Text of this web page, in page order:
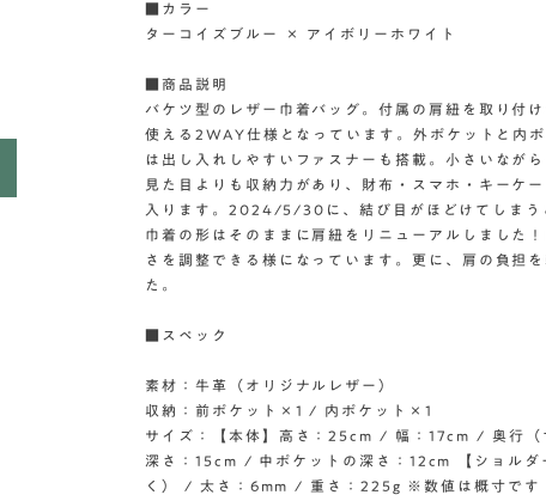
■カラー
ターコイズブルー × アイボリーホワイト
■商品説明
バケツ型のレザー巾着バッグ。付属の肩紐を取り付
使える2WAY仕様となっています。外ポケットと内
は出し入れしやすいファスナーも搭載。小さいなが
見た目よりも収納力があり、財布・スマホ・キーケ
入ります。2024/5/30に、結び目がほどけてしまう
巾着の形はそのままに肩紐をリニューアルしました
さを調整できる様になっています。更に、肩の負担
た。
■スペック
素材：牛革（オリジナルレザー）
収納：前ポケット×1 / 内ポケット×1
サイズ：【本体】高さ：25cm / 幅：17cm / 奥行（
深さ：15cm / 中ポケットの深さ：12cm 【ショル
く） / 太さ：6mm / 重さ：225g ※数値は概寸です